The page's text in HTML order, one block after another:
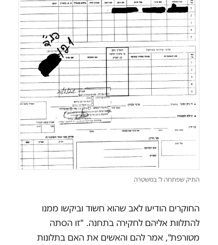
התיק שפתחה ל' במשטרה
החוקרים הודיעו לאב שהוא חשוד וביקשו ממנו
להתלוות אליהם לחקירה בתחנה. "זו הסתה
מטורפת", אמר להם והאשים את האם בתלונות